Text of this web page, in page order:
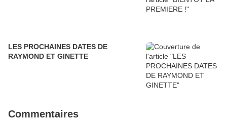
LES PROCHAINES DATES DE
RAYMOND ET GINETTE
Commentaires